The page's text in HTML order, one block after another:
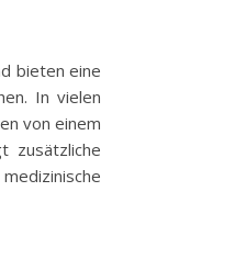
bieten eine
In vielen
von einem
zusätzliche